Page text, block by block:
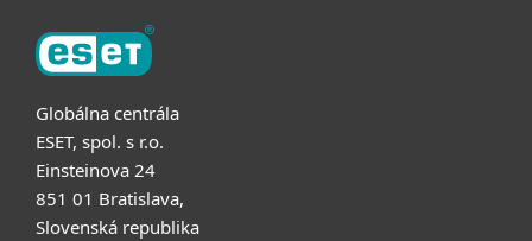
Globálna centrála
ESET, spol. s r.o.
Einsteinova 24
851 01 Bratislava,
Slovenská republika